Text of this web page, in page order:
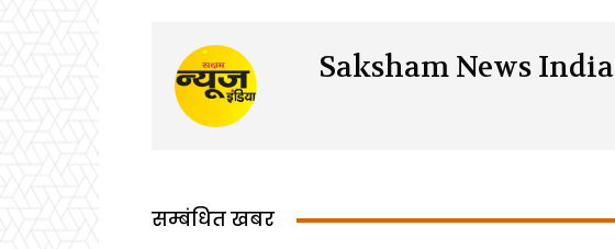
Saksham News India
सम्बंधित खबर